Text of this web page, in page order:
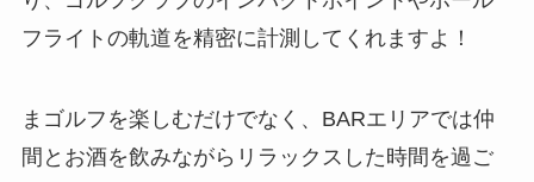
フライトの軌道を精密に計測してくれますよ！
まゴルフを楽しむだけでなく、BARエリアでは仲
間とお酒を飲みながらリラックスした時間を過ご